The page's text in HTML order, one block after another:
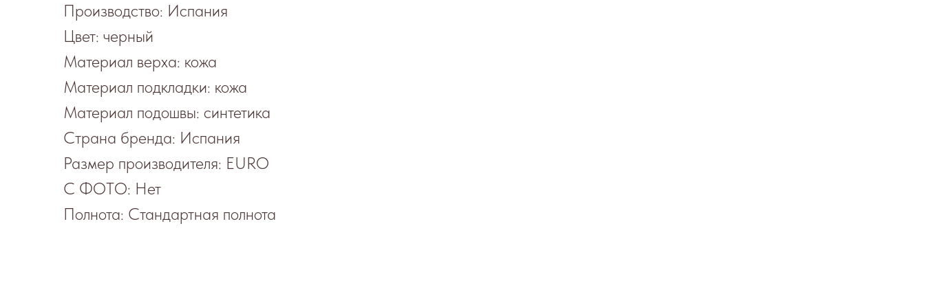
Производство: Испания
Цвет: черный
Материал верха: кожа
Материал подкладки: кожа
Материал подошвы: синтетика
Страна бренда: Испания
Размер производителя: EURO
С ФОТО: Нет
Полнота: Стандартная полнота